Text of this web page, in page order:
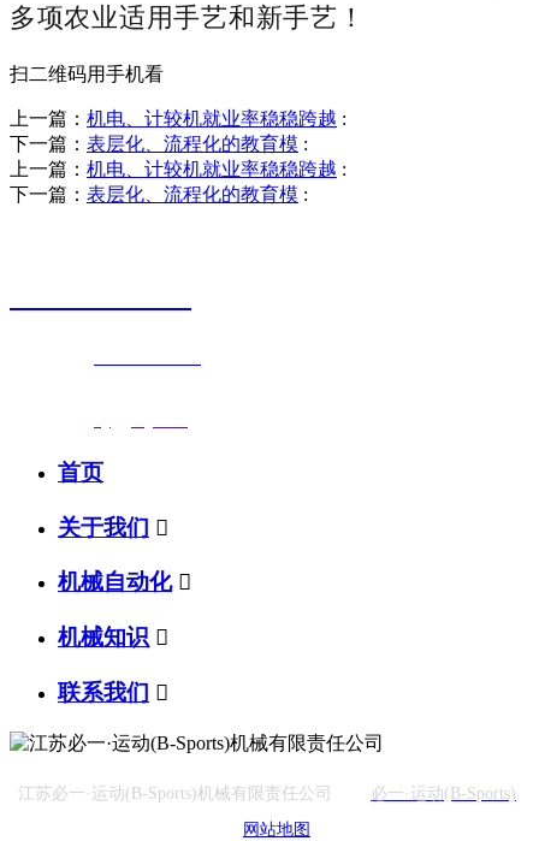
多项农业适用手艺和新手艺！
扫二维码用手机看
上一篇： 机电、计较机就业率稳稳跨越 :
下一篇： 表层化、流程化的教育模 :
上一篇： 机电、计较机就业率稳稳跨越 :
下一篇： 表层化、流程化的教育模 :
首页
关于我们 
机械自动化 
机械知识 
联系我们 
江苏必一·运动(B-Sports)机械有限责任公司
必一·运动(B-Sports)
网站地图